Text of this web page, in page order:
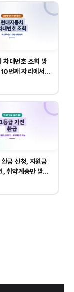
차대번호 조회 방
번째 자리에서
환급 신청, 지원금
, 취약계층만 받
다.